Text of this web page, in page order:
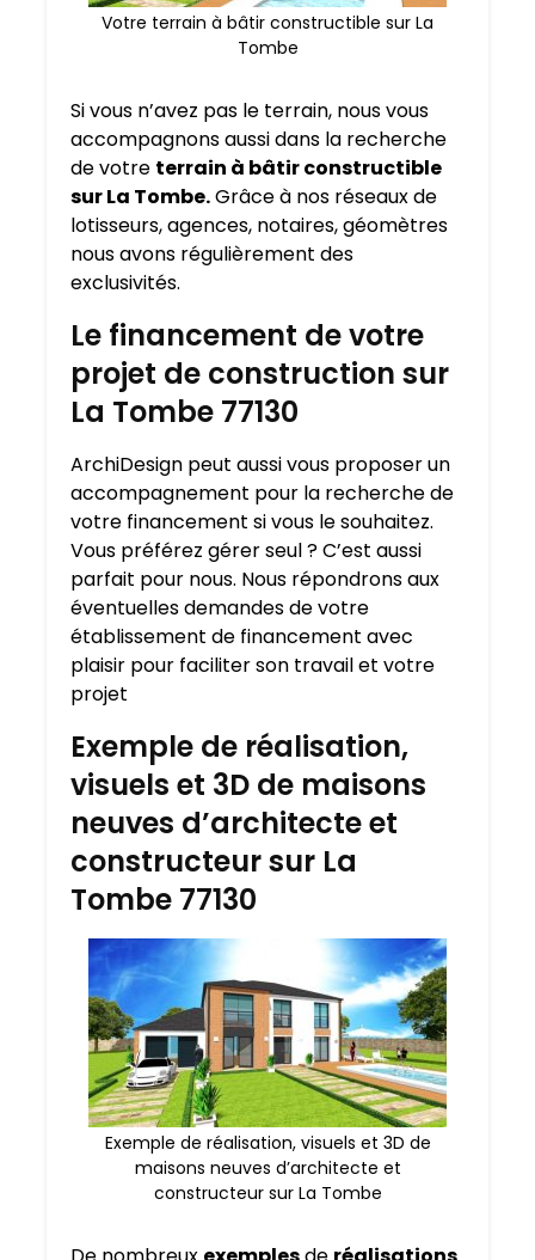
Votre terrain à bâtir constructible sur La
Tombe
Si vous n’avez pas le terrain, nous vous
accompagnons aussi dans la recherche
de votre terrain à bâtir constructible
sur La Tombe.Grâce à nos réseaux de
lotisseurs, agences, notaires, géomètres
nous avons régulièrement des
exclusivités.
Le financement de votre
projet de construction sur
La Tombe 77130
ArchiDesign peut aussi vous proposer un
accompagnement pour la recherche de
votre financement si vous le souhaitez.
Vous préférez gérer seul ? C’est aussi
parfait pour nous. Nous répondrons aux
éventuelles demandes de votre
établissement de financement avec
plaisir pour faciliter son travail et votre
projet
Exemple de réalisation,
visuels et 3D de maisons
neuves d’architecte et
constructeur sur La
Tombe 77130
Exemple de réalisation, visuels et 3D de
maisons neuves d’architecte et
constructeur sur La Tombe